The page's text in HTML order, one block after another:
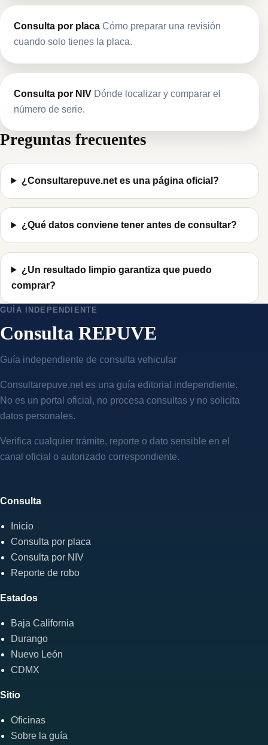
Consulta por placa Cómo preparar una revisión
cuando solo tienes la placa.
Consulta por NIV Dónde localizar y comparar el
número de serie.
Preguntas frecuentes
¿Consultarepuve.net es una página oficial?
¿Qué datos conviene tener antes de consultar?
¿Un resultado limpio garantiza que puedo
comprar?
GUÍA INDEPENDIENTE
Consulta REPUVE
Guía independiente de consulta vehicular
Consultarepuve.net es una guía editorial independiente.
No es un portal oficial, no procesa consultas y no solicita
datos personales.
Verifica cualquier trámite, reporte o dato sensible en el
canal oficial o autorizado correspondiente.
Consulta
Inicio
Consulta por placa
Consulta por NIV
Reporte de robo
Estados
Baja California
Durango
Nuevo León
CDMX
Sitio
Oficinas
Sobre la guía